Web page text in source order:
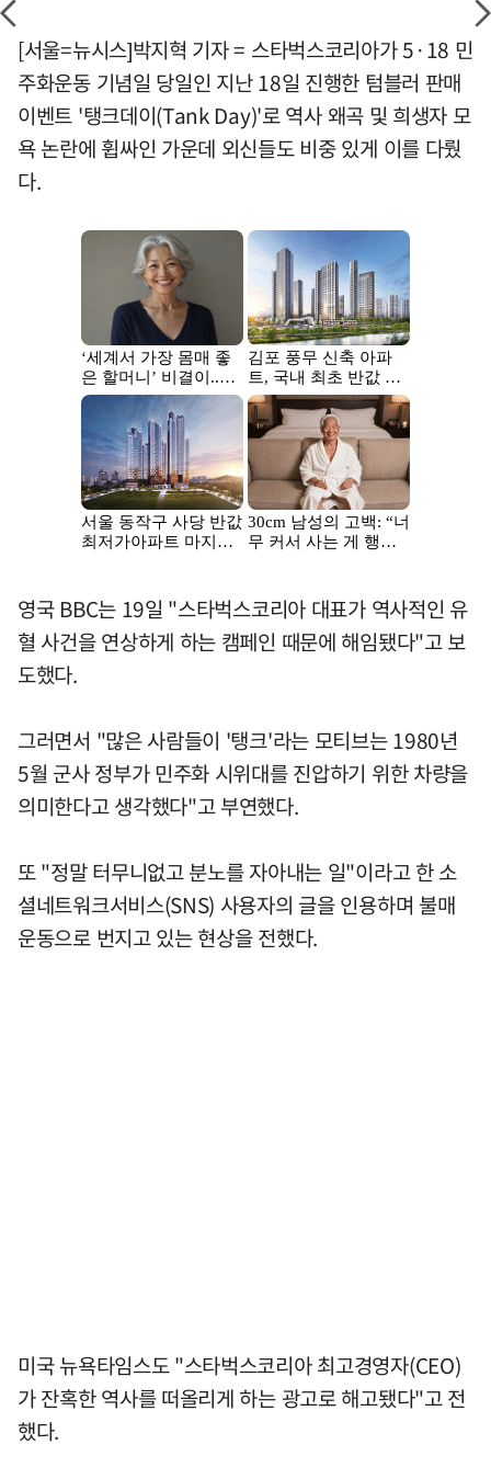
[서울=뉴시스]박지혁 기자 = 스타벅스코리아가 5·18 민
주화운동 기념일 당일인 지난 18일 진행한 텀블러 판매
이벤트 '탱크데이(Tank Day)'로 역사 왜곡 및 희생자 모
욕 논란에 휩싸인 가운데 외신들도 비중 있게 이를 다뤘
다.
영국 BBC는 19일 "스타벅스코리아 대표가 역사적인 유
혈 사건을 연상하게 하는 캠페인 때문에 해임됐다"고 보
도했다.
그러면서 "많은 사람들이 '탱크'라는 모티브는 1980년
5월 군사 정부가 민주화 시위대를 진압하기 위한 차량을
의미한다고 생각했다"고 부연했다.
또 "정말 터무니없고 분노를 자아내는 일"이라고 한 소
셜네트워크서비스(SNS) 사용자의 글을 인용하며 불매
운동으로 번지고 있는 현상을 전했다.
미국 뉴욕타임스도 "스타벅스코리아 최고경영자(CEO)
가 잔혹한 역사를 떠올리게 하는 광고로 해고됐다"고 전
했다.